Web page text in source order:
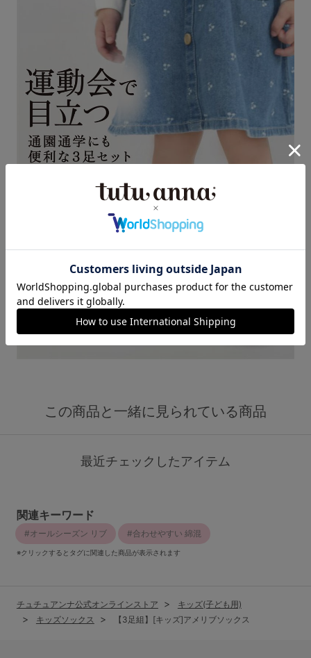
この商品と一緒に見られている商品
最近チェックしたアイテム
関連キーワード
オールシーズン リブ 合わせやすい 綿混
※クリックするとタグに関連した商品が表示されます
チュチュアンナ公式オンラインストア
キッズ(子ども用)
キッズソックス
【3足組】[キッズ]アメリブソックス